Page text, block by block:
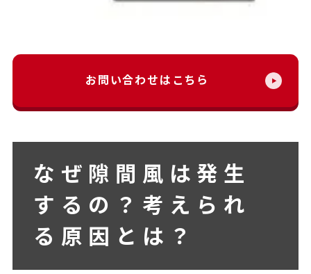
お問い合わせはこちら
なぜ隙間風は発生
するの？考えられ
る原因とは？